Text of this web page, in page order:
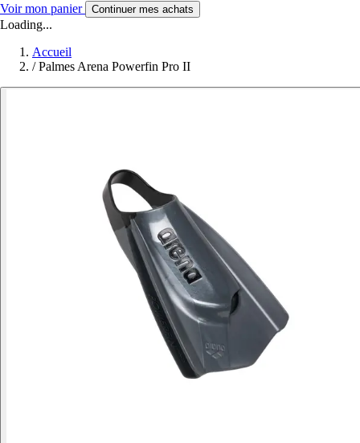
Voir mon panier Continuer mes achats
Loading...
Accueil
/ Palmes Arena Powerfin Pro II